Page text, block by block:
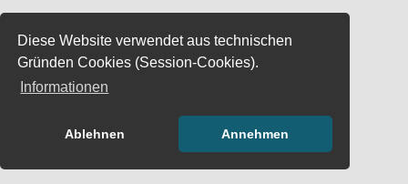
Diese Website verwendet aus technischen
Gründen Cookies (Session-Cookies).
Informationen
Ablehnen Annehmen